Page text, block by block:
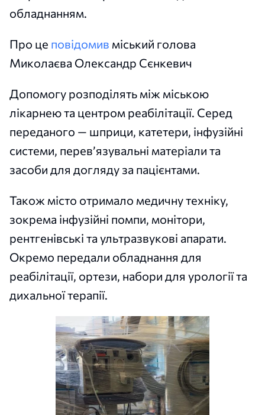
обладнанням.
Про це повідомив міський голова
Миколаєва Олександр Сєнкевич
Допомогу розподілять між міською
лікарнею та центром реабілітації. Серед
переданого — шприци, катетери, інфузійні
системи, перев’язувальні матеріали та
засоби для догляду за пацієнтами.
Також місто отримало медичну техніку,
зокрема інфузійні помпи, монітори,
рентгенівські та ультразвукові апарати.
Окремо передали обладнання для
реабілітації, ортези, набори для урології та
дихальної терапії.